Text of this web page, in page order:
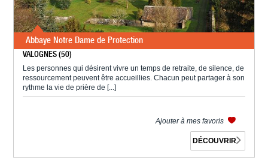
Abbaye Notre Dame de Protection
VALOGNES (50)
Les personnes qui désirent vivre un temps de retraite, de silence, de
ressourcement peuvent être accueillies. Chacun peut partager à son
rythme la vie de prière de [...]
Ajouter à mes favoris
DÉCOUVRIR